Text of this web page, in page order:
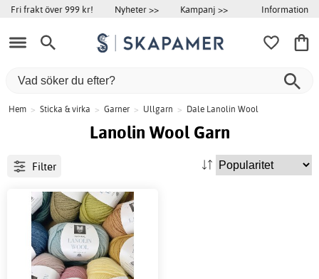
Fri frakt över 999 kr! Nyheter >> Kampanj >> Information
Hem > Sticka & virka > Garner > Ullgarn > Dale Lanolin Wool
Lanolin Wool Garn
Filter